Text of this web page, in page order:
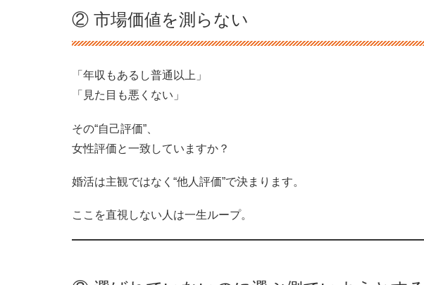
② 市場価値を測らない
「年収もあるし普通以上」
「見た目も悪くない」
その“自己評価”、
女性評価と一致していますか？
婚活は主観ではなく“他人評価”で決まります。
ここを直視しない人は一生ループ。